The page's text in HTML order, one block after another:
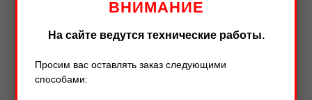
ВНИМАНИЕ
На сайте ведутся технические работы.
Просим вас оставлять заказ следующими
способами: